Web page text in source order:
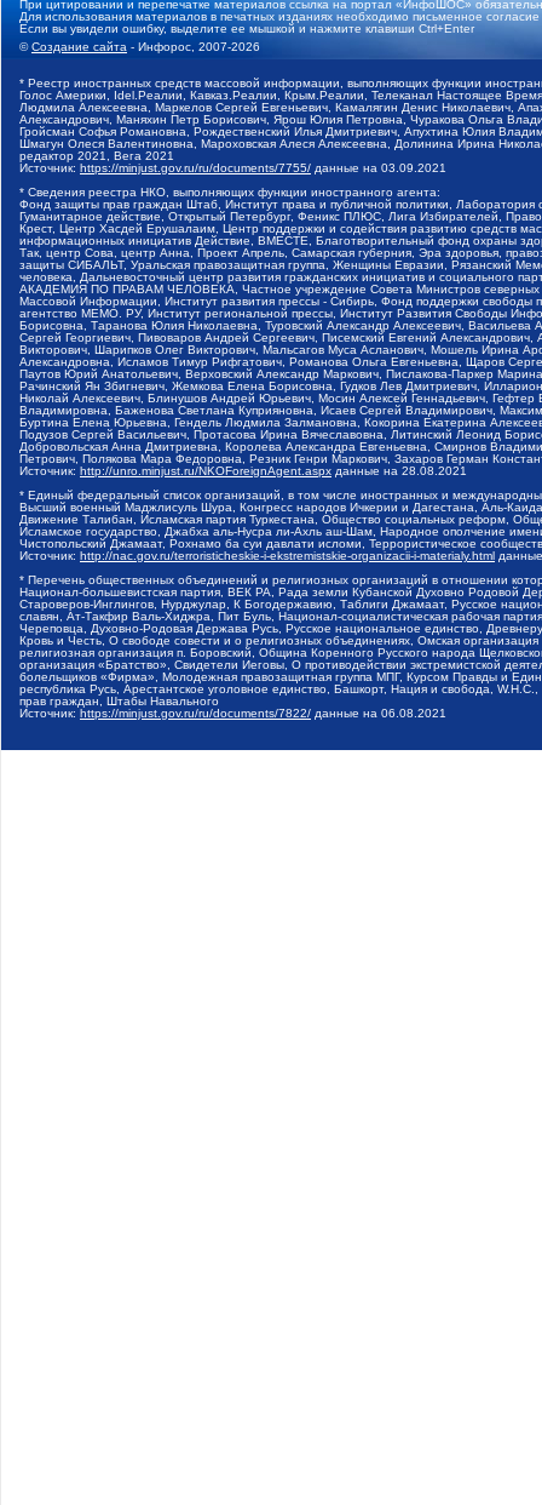
При цитировании и перепечатке материалов ссылка на портал «ИнфоШОС»
Для использования материалов в печатных изданиях необходимо письменное
Если вы увидели ошибку, выделите ее мышкой и нажмите клавиши Ctrl+Enter
©Создание сайта - Инфорос, 2007-2026
* Реестр иностранных средств массовой информации, выполняющих функции
Голос Америки, Idel.Реалии, Кавказ.Реалии, Крым.Реалии, Телеканал Настоящее
Людмила Алексеевна, Маркелов Сергей Евгеньевич, Камалягин Денис Николаевич,
Александрович, Маняхин Петр Борисович, Ярош Юлия Петровна, Чуракова Ольга
Гройсман Софья Романовна, Рождественский Илья Дмитриевич, Апухтина Юлия
Шмагун Олеся Валентиновна, Мароховская Алеся Алексеевна, Долинина Ирина
редактор 2021, Вега 2021
Источник: https://minjust.gov.ru/ru/documents/7755/ данные на 03.09.2021
* Сведения реестра НКО, выполняющих функции иностранного агента:
Фонд защиты прав граждан Штаб, Институт права и публичной политики,
Гуманитарное действие, Открытый Петербург, Феникс ПЛЮС, Лига Избирателей,
Крест, Центр Хасдей Ерушалаим, Центр поддержки и содействия развитию средств
информационных инициатив Действие, ВМЕСТЕ, Благотворительный фонд охраны
Так, центр Сова, центр Анна, Проект Апрель, Самарская губерния, Эра здоровья,
защиты СИБАЛЬТ, Уральская правозащитная группа, Женщины Евразии, Рязанский
человека, Дальневосточный центр развития гражданских инициатив и социального
АКАДЕМИЯ ПО ПРАВАМ ЧЕЛОВЕКА, Частное учреждение Совета Министров северных
Массовой Информации, Институт развития прессы - Сибирь, Фонд поддержки
агентство МЕМО. РУ, Институт региональной прессы, Институт Развития Свободы
Борисовна, Таранова Юлия Николаевна, Туровский Александр Алексеевич,
Сергей Георгиевич, Пивоваров Андрей Сергеевич, Писемский Евгений
Викторович, Шарипков Олег Викторович, Мальсагов Муса Асланович, Мошель Ирина
Александровна, Исламов Тимур Рифгатович, Романова Ольга Евгеньевна, Щаров
Паутов Юрий Анатольевич, Верховский Александр Маркович, Пислакова-Паркер
Рачинский Ян Збигневич, Жемкова Елена Борисовна, Гудков Лев Дмитриевич,
Николай Алексеевич, Блинушов Андрей Юрьевич, Мосин Алексей Геннадьевич,
Владимировна, Баженова Светлана Куприяновна, Исаев Сергей Владимирович,
Буртина Елена Юрьевна, Гендель Людмила Залмановна, Кокорина Екатерина
Подузов Сергей Васильевич, Протасова Ирина Вячеславовна, Литинский Леонид
Добровольская Анна Дмитриевна, Королева Александра Евгеньевна, Смирнов
Петрович, Полякова Мара Федоровна, Резник Генри Маркович, Захаров Герман
Источник: http://unro.minjust.ru/NKOForeignAgent.aspx данные на 28.08.2021
* Единый федеральный список организаций, в том числе иностранных и
Высший военный Маджлисуль Шура, Конгресс народов Ичкерии и Дагестана, Аль-
Движение Талибан, Исламская партия Туркестана, Общество социальных реформ,
Исламское государство, Джабха аль-Нусра ли-Ахль аш-Шам, Народное ополчение
Чистопольский Джамаат, Рохнамо ба суи давлати исломи, Террористическое
Источник: http://nac.gov.ru/terroristicheskie-i-ekstremistskie-organizacii-i-materialy.html
* Перечень общественных объединений и религиозных организаций в отношении
Национал-большевистская партия, ВЕК РА, Рада земли Кубанской Духовно Родовой
Староверов-Инглингов, Нурджулар, К Богодержавию, Таблиги Джамаат, Русское
славян, Ат-Такфир Валь-Хиджра, Пит Буль, Национал-социалистическая рабочая
Череповца, Духовно-Родовая Держава Русь, Русское национальное единство,
Кровь и Честь, О свободе совести и о религиозных объединениях, Омская
религиозная организация п. Боровский, Община Коренного Русского народа
организация «Братство», Свидетели Иеговы, О противодействии экстремистской
болельщиков «Фирма», Молодежная правозащитная группа МПГ, Курсом Правды и
республика Русь, Арестантское уголовное единство, Башкорт, Нация и свобода,
прав граждан, Штабы Навального
Источник: https://minjust.gov.ru/ru/documents/7822/ данные на 06.08.2021